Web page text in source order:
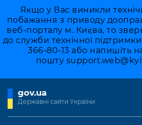
Якщо у Вас виникли
побажання з приводу
веб-порталу м. Києва, то
до служби технічної
366-80-13 або напишіть
пошту
gov.ua
Державні сайти України